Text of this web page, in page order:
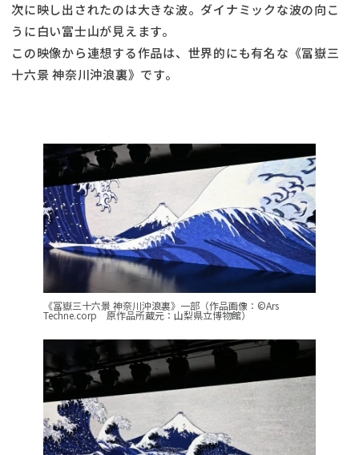
次に映し出されたのは大きな波。ダイナミックな波の向こ
うに白い富士山が見えます。
この映像から連想する作品は、世界的にも有名な《冨嶽三
十六景 神奈川沖浪裏》です。
《冨嶽三十六景 神奈川沖浪裏》一部（作品画像：©Ars
Techne.corp 原作品所蔵元：山梨県立博物館）